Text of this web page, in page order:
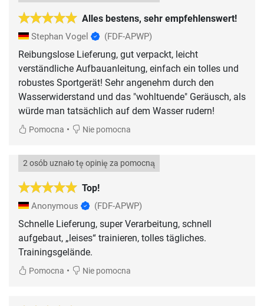
Alles bestens, sehr empfehlenswert!
Stephan Vogel (FDF-APWP)
Reibungslose Lieferung, gut verpackt, leicht
verständliche Aufbauanleitung, einfach ein tolles und
robustes Sportgerät! Sehr angenehm durch den
Wasserwiderstand und das "wohltuende" Geräusch, als
würde man tatsächlich auf dem Wasser rudern!
Pomocna • Nie pomocna
Top!
2 osób uznało tę opinię za pomocną
Anonymous (FDF-APWP)
Schnelle Lieferung, super Verarbeitung, schnell
aufgebaut, „leises“ trainieren, tolles tägliches.
Trainingsgelände.
Pomocna • Nie pomocna